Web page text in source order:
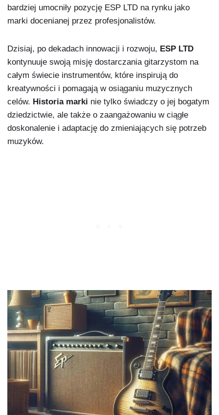
bardziej umocniły pozycję ESP LTD na rynku jako
marki docenianej przez profesjonalistów.
Dzisiaj, po dekadach innowacji i rozwoju, ESP LTD
kontynuuje swoją misję dostarczania gitarzystom na
całym świecie instrumentów, które inspirują do
kreatywności i pomagają w osiąganiu muzycznych
celów. Historia marki nie tylko świadczy o jej bogatym
dziedzictwie, ale także o zaangażowaniu w ciągłe
doskonalenie i adaptację do zmieniających się potrzeb
muzyków.